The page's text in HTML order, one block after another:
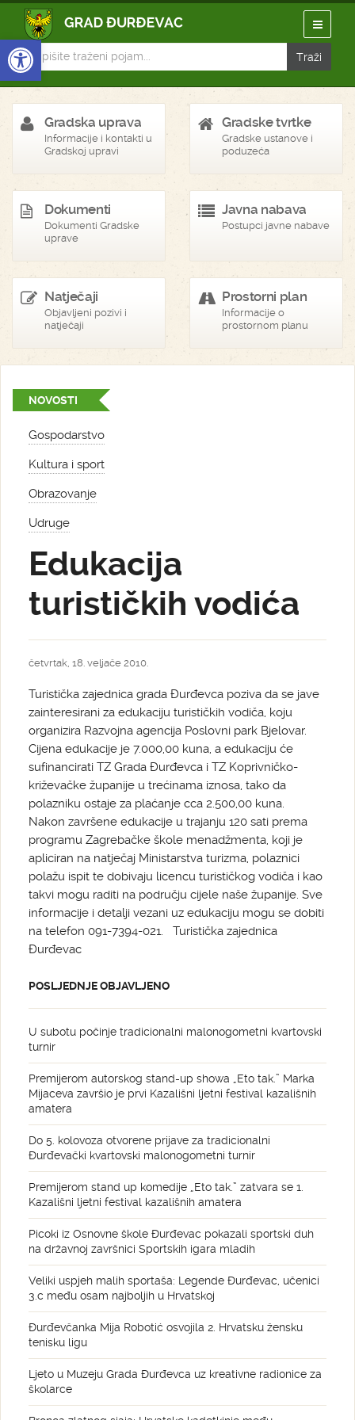
Open toolbar
Gradska uprava
Informacije i kontakti u
Gradskoj upravi
Gradske tvrtke
Gradske ustanove i
poduzeća
Dokumenti
Dokumenti Gradske
uprave
Javna nabava
Postupci javne nabave
Natječaji
Objavljeni pozivi i
natječaji
Prostorni plan
Informacije o
prostornom planu
NOVOSTI
Gospodarstvo
Kultura i sport
Obrazovanje
Udruge
Edukacija
turističkih vodića
četvrtak, 18. veljače 2010.
Turistička zajednica grada Đurđevca poziva da se jave
zainteresirani za edukaciju turističkih vodiča, koju
organizira Razvojna agencija Poslovni park Bjelovar.
Cijena edukacije je 7.000,00 kuna, a edukaciju će
sufinancirati TZ Grada Đurđevca i TZ Koprivničko-
križevačke županije u trećinama iznosa, tako da
polazniku ostaje za plaćanje cca 2.500,00 kuna.
Nakon završene edukacije u trajanju 120 sati prema
programu Zagrebačke škole menadžmenta, koji je
apliciran na natječaj Ministarstva turizma, polaznici
polažu ispit te dobivaju licencu turističkog vodiča i kao
takvi mogu raditi na području cijele naše županije. Sve
informacije i detalji vezani uz edukaciju mogu se dobiti
na telefon 091-7394-021. Turistička zajednica
Đurđevac
POSLJEDNJE OBJAVLJENO
U subotu počinje tradicionalni malonogometni kvartovski
turnir
Premijerom autorskog stand-up showa „Eto tak.” Marka
Mijaceva završio je prvi Kazališni ljetni festival kazališnih
amatera
Do 5. kolovoza otvorene prijave za tradicionalni
Đurđevački kvartovski malonogometni turnir
Premijerom stand up komedije „Eto tak.” zatvara se 1.
Kazališni ljetni festival kazališnih amatera
Picoki iz Osnovne škole Đurđevac pokazali sportski duh
na državnoj završnici Sportskih igara mladih
Veliki uspjeh malih sportaša: Legende Đurđevac, učenici
3.c među osam najboljih u Hrvatskoj
Đurđevčanka Mija Robotić osvojila 2. Hrvatsku žensku
tenisku ligu
Ljeto u Muzeju Grada Đurđevca uz kreativne radionice za
školarce